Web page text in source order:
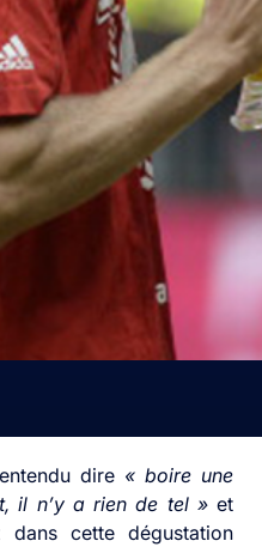
dire « boire une
il n’y a rien de tel »et
dans cette dégustation